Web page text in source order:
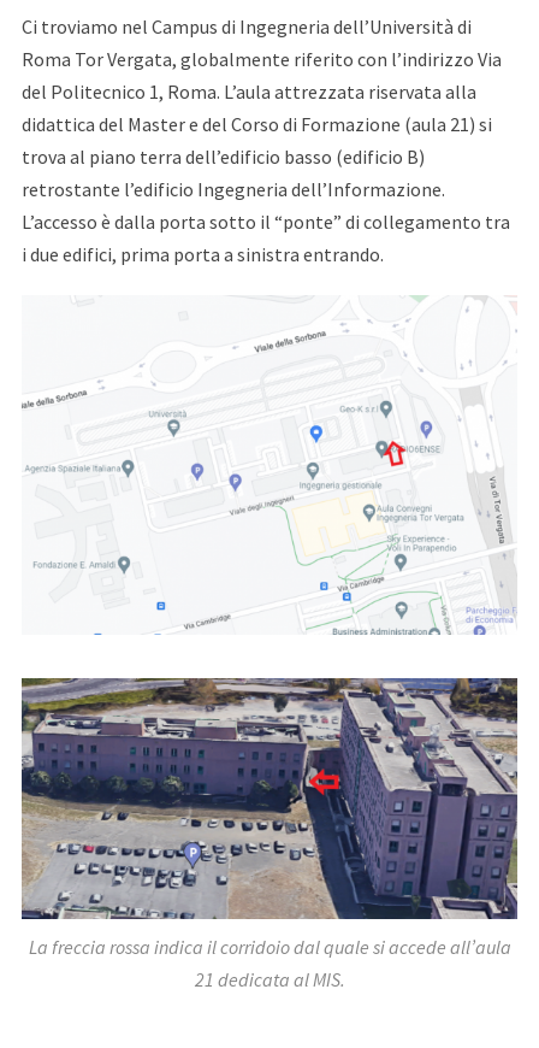
Ci troviamo nel Campus di Ingegneria dell’Università di
Roma Tor Vergata, globalmente riferito con l’indirizzo Via
del Politecnico 1, Roma. L’aula attrezzata riservata alla
didattica del Master e del Corso di Formazione (aula 21) si
trova al piano terra dell’edificio basso (edificio B)
retrostante l’edificio Ingegneria dell’Informazione.
L’accesso è dalla porta sotto il “ponte” di collegamento tra
i due edifici, prima porta a sinistra entrando.
La freccia rossa indica il corridoio dal quale si accede all’aula
21 dedicata al MIS.